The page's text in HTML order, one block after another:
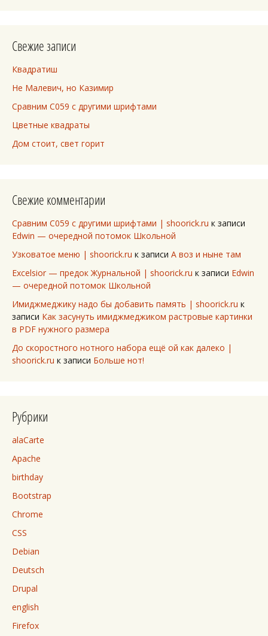
Свежие записи
Квадратиш
Не Малевич, но Казимир
Сравним C059 с другими шрифтами
Цветные квадраты
Дом стоит, свет горит
Свежие комментарии
Сравним C059 с другими шрифтами | shoorick.ru к записи
Edwin — очередной потомок Школьной
Узковатое меню | shoorick.ru к записи А воз и ныне там
Excelsior — предок Журнальной | shoorick.ru к записи Edwin
— очередной потомок Школьной
Имиджмеджику надо бы добавить память | shoorick.ru к
записи Как засунуть имиджмеджиком растровые картинки
в PDF нужного размера
До скоростного нотного набора ещё ой как далеко |
shoorick.ru к записи Больше нот!
Рубрики
alaCarte
Apache
birthday
Bootstrap
Chrome
CSS
Debian
Deutsch
Drupal
english
Firefox